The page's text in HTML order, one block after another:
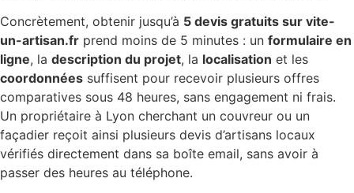
Concrètement, obtenir jusqu’à 5 devis gratuits sur vite-
un-artisan.fr prend moins de 5 minutes : un formulaire en
ligne, la description du projet, la localisation et les
coordonnées suffisent pour recevoir plusieurs offres
comparatives sous 48 heures, sans engagement ni frais.
Un propriétaire à Lyon cherchant un couvreur ou un
façadier reçoit ainsi plusieurs devis d’artisans locaux
vérifiés directement dans sa boîte email, sans avoir à
passer des heures au téléphone.